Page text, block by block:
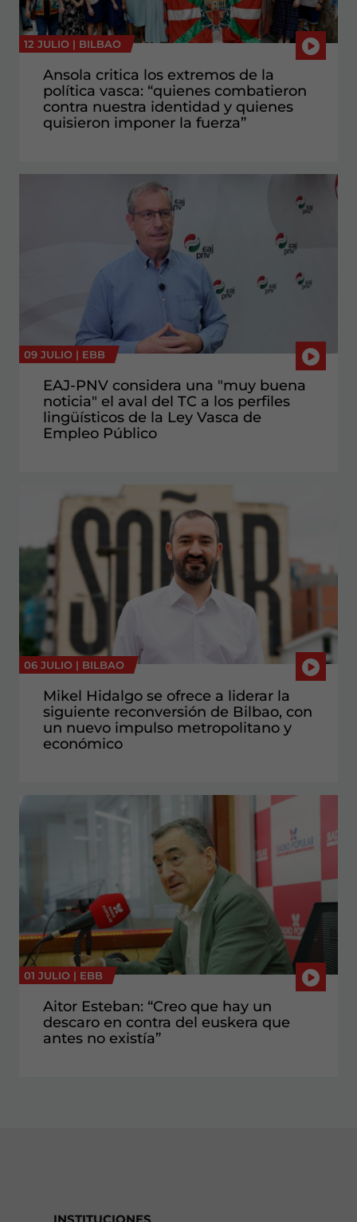
12 JULIO | BILBAO
Ansola critica los extremos de la
política vasca: “quienes combatieron
contra nuestra identidad y quienes
quisieron imponer la fuerza”
09 JULIO | EBB
EAJ-PNV considera una "muy buena
noticia" el aval del TC a los perfiles
lingüísticos de la Ley Vasca de
Empleo Público
06 JULIO | BILBAO
Mikel Hidalgo se ofrece a liderar la
siguiente reconversión de Bilbao, con
un nuevo impulso metropolitano y
económico
01 JULIO | EBB
Aitor Esteban: “Creo que hay un
descaro en contra del euskera que
antes no existía”